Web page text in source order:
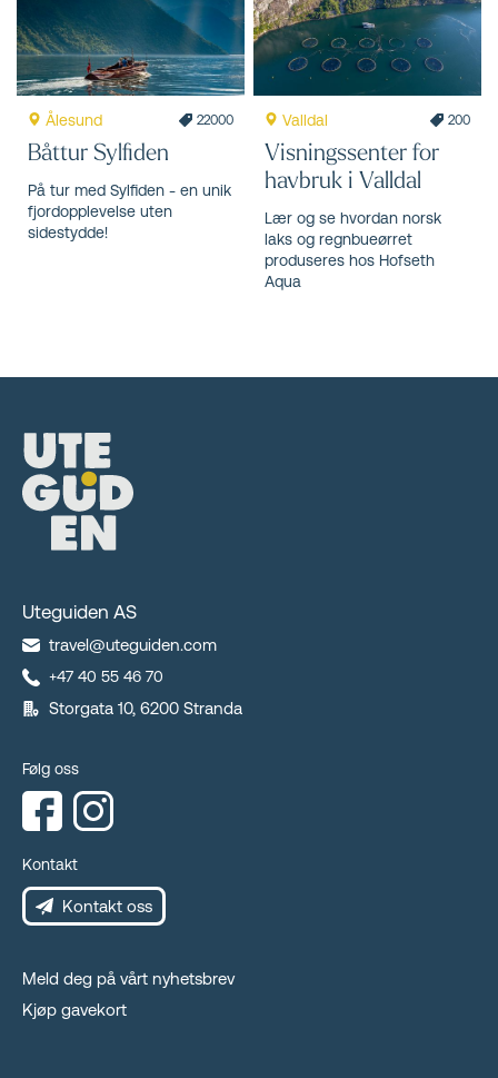
Ålesund 22000
Båttur Sylfiden
På tur med Sylfiden - en unik
fjordopplevelse uten
sidestydde!
Valldal 200
Visningssenter for
havbruk i Valldal
Lær og se hvordan norsk
laks og regnbueørret
produseres hos Hofseth
Aqua
Uteguiden AS
travel@uteguiden.com
+47 40 55 46 70
Storgata 10, 6200 Stranda
Følg oss
Kontakt
Kontakt oss
Meld deg på vårt nyhetsbrev
Kjøp gavekort